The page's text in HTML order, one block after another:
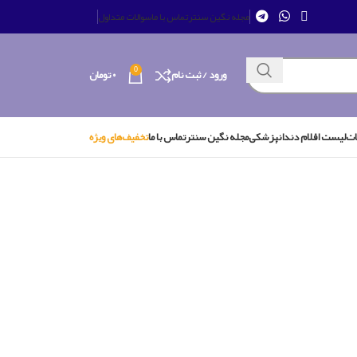
مجله نگین سنترتماس با ماسوالات متداول
ورود / ثبت نام 0 ۰تومان
لیست اقلام دندانپزشکیمجله نگین سنترتماس با ماتخفیف‌های ویژه